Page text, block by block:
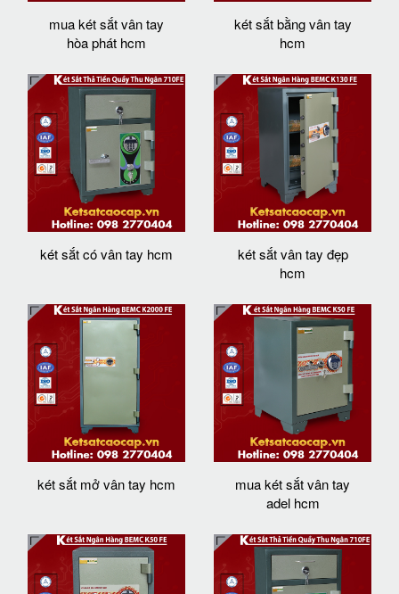
mua két sắt vân tay
hòa phát hcm
két sắt bằng vân tay
hcm
két sắt có vân tay hcm
két sắt vân tay đẹp
hcm
két sắt mở vân tay hcm
mua két sắt vân tay
adel hcm